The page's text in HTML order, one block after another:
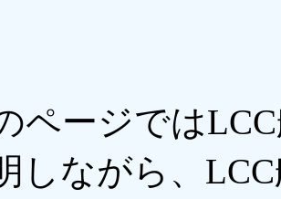
ページでは
しながら、